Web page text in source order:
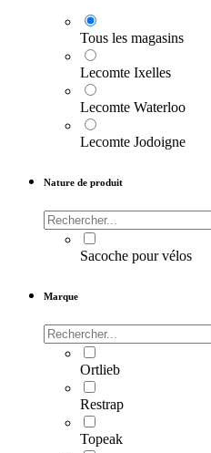
Tous les magasins
Lecomte Ixelles
Lecomte Waterloo
Lecomte Jodoigne
Nature de produit
Sacoche pour vélos
Marque
Ortlieb
Restrap
Topeak